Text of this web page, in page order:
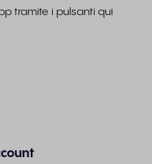
tramite i pulsanti qui